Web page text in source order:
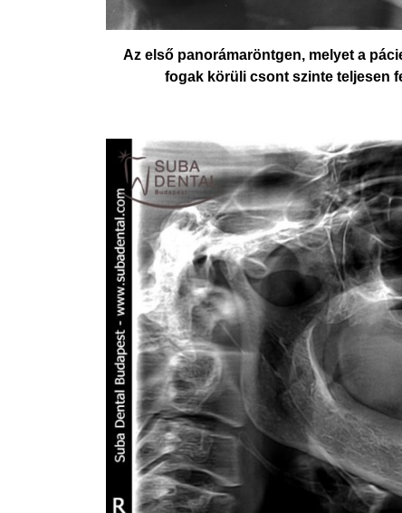
Az első panorámaröntgen, melyet a
fogak körüli csont szinte teljesen